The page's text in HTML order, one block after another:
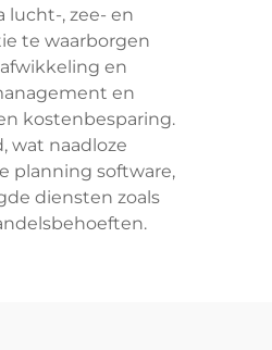
, zee- en
te waarborgen
en
en
kostenbesparing.
wat naadloze
planning software,
diensten zoals